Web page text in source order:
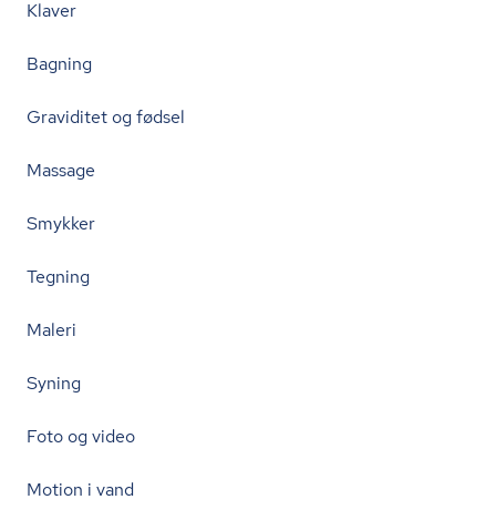
Klaver
Bagning
Graviditet og fødsel
Massage
Smykker
Tegning
Maleri
Syning
Foto og video
Motion i vand